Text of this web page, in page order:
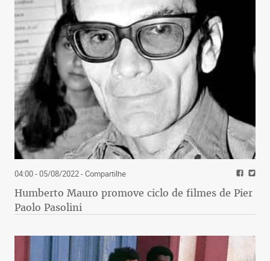
04:00 - 05/08/2022- Compartilhe
Humberto Mauro promove ciclo de filmes de Pier
Paolo Pasolini